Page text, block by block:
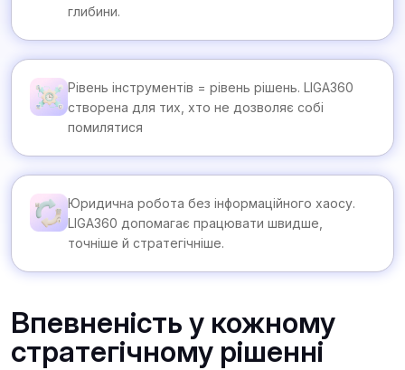
глибини.
Рівень інструментів = рівень рішень. LIGA360
створена для тих, хто не дозволяє собі
помилятися
Юридична робота без інформаційного хаосу.
LIGA360 допомагає працювати швидше,
точніше й стратегічніше.
Впевненість у кожному
стратегічному рішенні